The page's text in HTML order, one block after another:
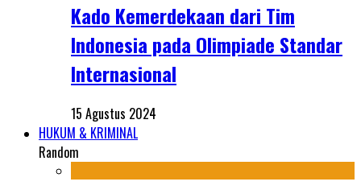
Kado Kemerdekaan dari Tim
Indonesia pada Olimpiade Standar
Internasional
15 Agustus 2024
HUKUM & KRIMINAL
Random